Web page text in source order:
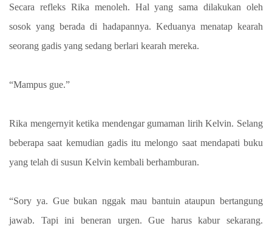
Secara refleks Rika menoleh. Hal yang sama dilakukan oleh
sosok yang berada di hadapannya. Keduanya menatap kearah
seorang gadis yang sedang berlari kearah mereka.
“Mampus gue.”
Rika mengernyit ketika mendengar gumaman lirih Kelvin. Selang
beberapa saat kemudian gadis itu melongo saat mendapati buku
yang telah di susun Kelvin kembali berhamburan.
“Sory ya. Gue bukan nggak mau bantuin ataupun bertangung
jawab. Tapi ini beneran urgen. Gue harus kabur sekarang.